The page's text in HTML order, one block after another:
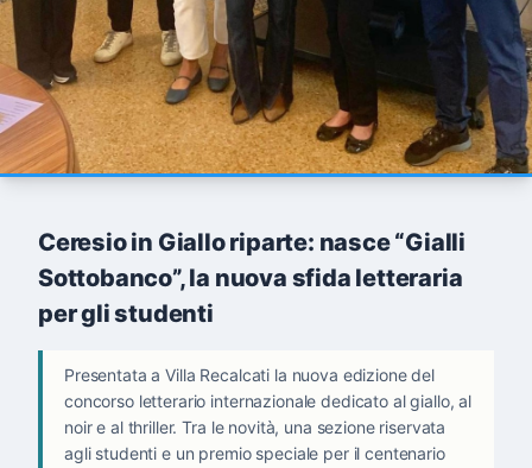
Ceresio in Giallo riparte: nasce “Gialli
Sottobanco”, la nuova sfida letteraria
per gli studenti
Presentata a Villa Recalcati la nuova edizione del
concorso letterario internazionale dedicato al giallo, al
noir e al thriller. Tra le novità, una sezione riservata
agli studenti e un premio speciale per il centenario